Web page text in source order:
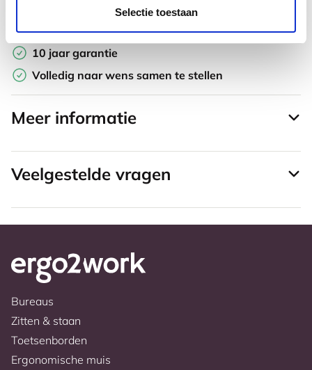
Selectie toestaan
Laagste Prijsgarantie
Gratis verzending
10 jaar garantie
Volledig naar wens samen te stellen
Meer informatie
Veelgestelde vragen
Bureaus
Zitten & staan
Toetsenborden
Ergonomische muis